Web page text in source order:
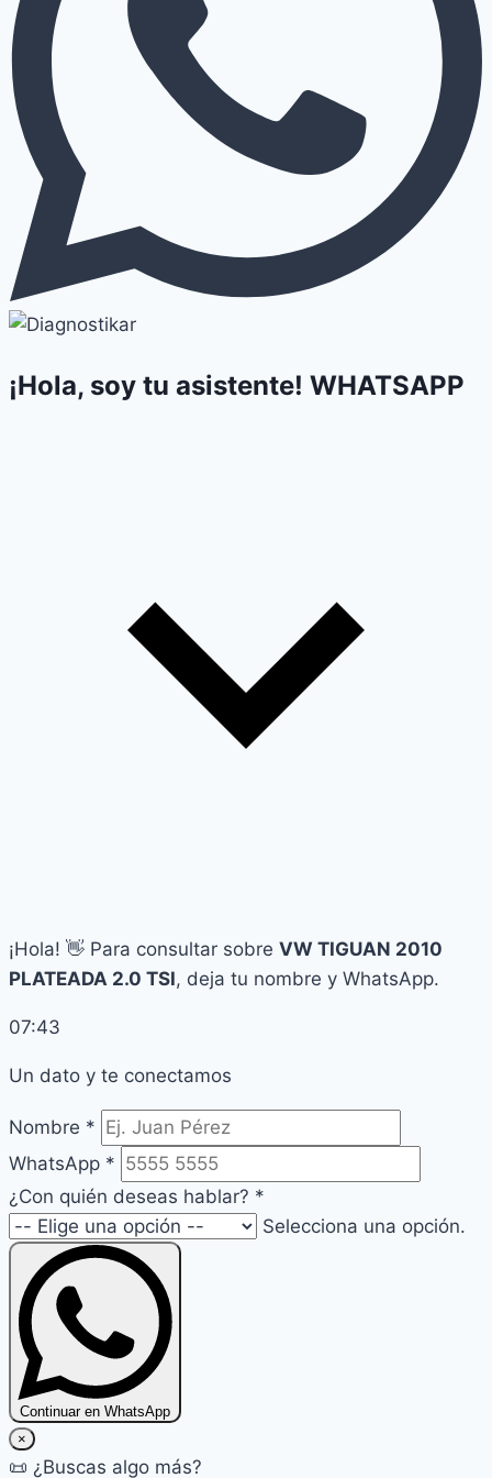
¡Hola, soy tu asistente! WHATSAPP
¡Hola! 👋 Para consultar sobre VW TIGUAN 2010
PLATEADA 2.0 TSI, deja tu nombre y WhatsApp.
07:43
Un dato y te conectamos
Nombre *
WhatsApp *
¿Con quién deseas hablar? *
Selecciona una opción.
Continuar en WhatsApp
×
📜 ¿Buscas algo más?